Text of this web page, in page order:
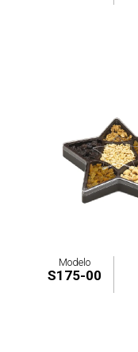
Modelo
S175-00